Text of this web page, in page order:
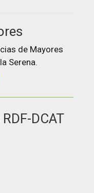
de Mayores
Serena.
DCAT